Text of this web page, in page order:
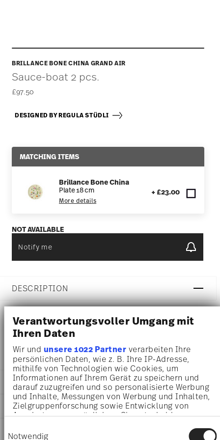
Verantwortungsvoller Umgang mit
Ihren Daten
Wir und unsere 1022 Partnerverarbeiten Ihre
persönlichen Daten, wie z. B. Ihre IP-Adresse,
mithilfe von Technologien wie Cookies, um
Informationen auf Ihrem Gerät zu speichern und
darauf zuzugreifen und so personalisierte Werbung
und Inhalte, Messungen von Werbung und Inhalten,
Zielgruppenforschung sowie Entwicklung von
Angeboten zu ermöglichen. Sie entscheiden
Sie können Ihre Einwilligung jederzeit über die
Notwendig
BRILLANCE BONE CHINA GRAND AIR
Sauce-boat 2 pcs.
£97.50
DESIGNED BY REGULA STÜDLI
MATCHING ITEMS
Brillance Bone China
Plate 18 cm
More details
+ £23.00
NOT AVAILABLE
Notify me
DESCRIPTION
Rosenthal Brillance Grand Air Sauce boat - Round - Ø 19,5
DETAILS
Rosenthal
Brillance Bone China
DIMENSIONS
19,50 cm